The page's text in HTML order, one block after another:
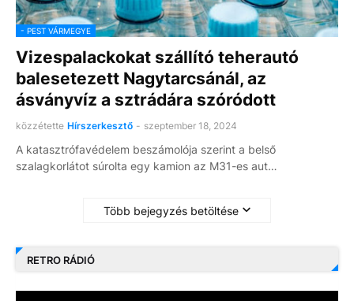
- PEST VÁRMEGYE
Vizespalackokat szállító teherautó
balesetezett Nagytarcsánál, az
ásványvíz a sztrádára szóródott
közzétette Hírszerkesztő - szeptember 18, 2024
A katasztrófavédelem beszámolója szerint a belső
szalagkorlátot súrolta egy kamion az M31-es aut…
Több bejegyzés betöltése
RETRO RÁDIÓ